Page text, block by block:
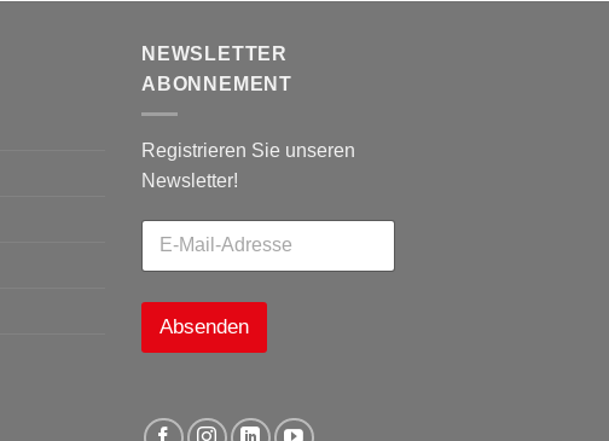
NEWSLETTER
ABONNEMENT
Registrieren Sie unseren
Newsletter!
Absenden